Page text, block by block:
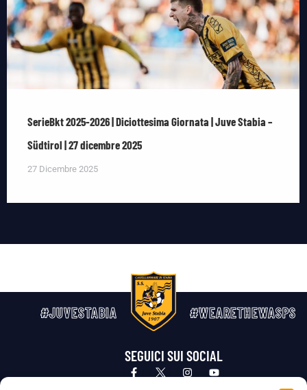
SerieBkt 2025-2026 | Diciottesima Giornata | Juve Stabia –
Südtirol | 27 dicembre 2025
27 Dicembre 2025
#JUVESTABIA #WEARETHEWASPS
SEGUICI SUI SOCIAL